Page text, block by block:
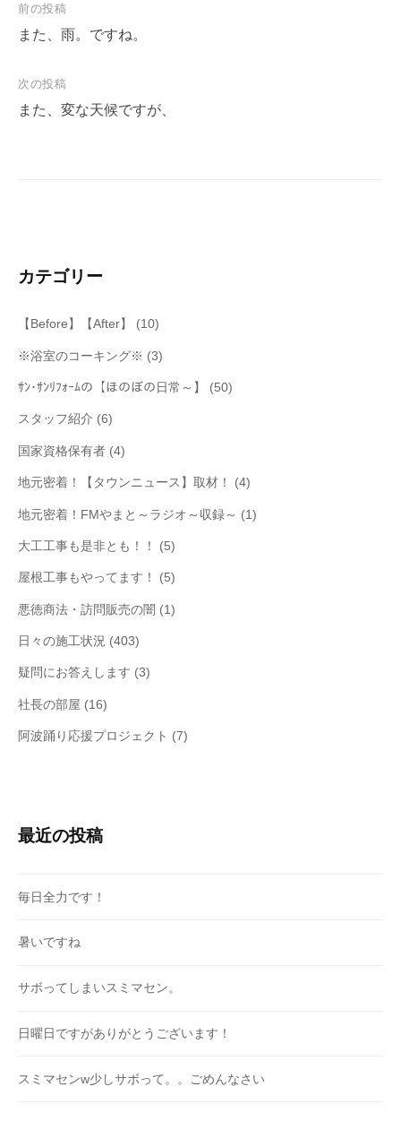
投
稿
ビ
ゲ
前の投稿
また、雨。ですね。
次の投稿
また、変な天候ですが、
カテゴリー
【Before】【After】 (10)
※浴室のコーキング※ (3)
ｻﾝ･ｻﾝﾘﾌｫｰﾑの【ほのぼの日常～】 (50)
スタッフ紹介 (6)
国家資格保有者 (4)
地元密着！【タウンニュース】取材！ (4)
地元密着！FMやまと～ラジオ～収録～ (1)
大工工事も是非とも！！ (5)
屋根工事もやってます！ (5)
悪徳商法・訪問販売の闇 (1)
日々の施工状況 (403)
疑問にお答えします (3)
社長の部屋 (16)
阿波踊り応援プロジェクト (7)
最近の投稿
毎日全力です！
暑いですね
サボってしまいスミマセン。
日曜日ですがありがとうございます！
スミマセンw少しサボって。。ごめんなさい